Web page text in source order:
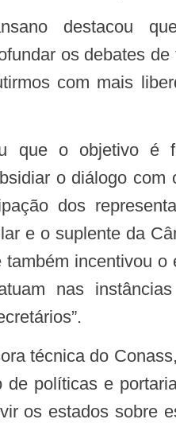
os debates
com mais
o diálogo
dos
e o suplente da
também incentivou
nas
técnica do
de políticas e
os estados sobre